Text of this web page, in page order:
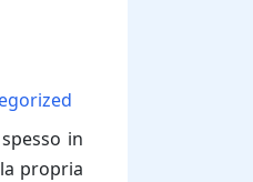
in
propria